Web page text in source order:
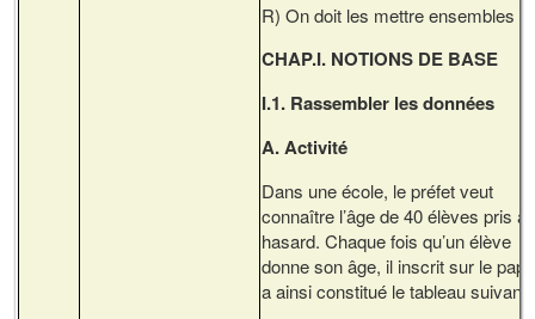
R) On doit les mettre ensembles
CHAP.I. NOTIONS DE BASE
I.1. Rassembler les données
A. Activité
Dans une école, le préfet veut
connaître l’âge de 40 élèves pris
hasard. Chaque fois qu’un élève
donne son âge, il inscrit sur le
a ainsi constitué le tableau suivant